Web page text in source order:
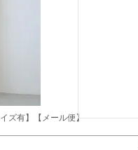
ズ有】【メール便】